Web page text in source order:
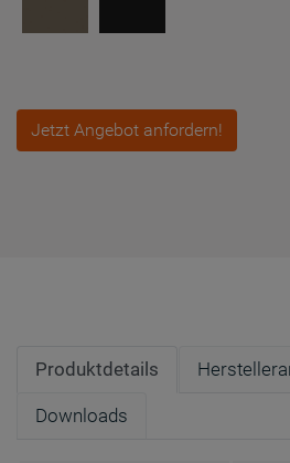
Jetzt Angebot anfordern!
Produktdetails
Downloads